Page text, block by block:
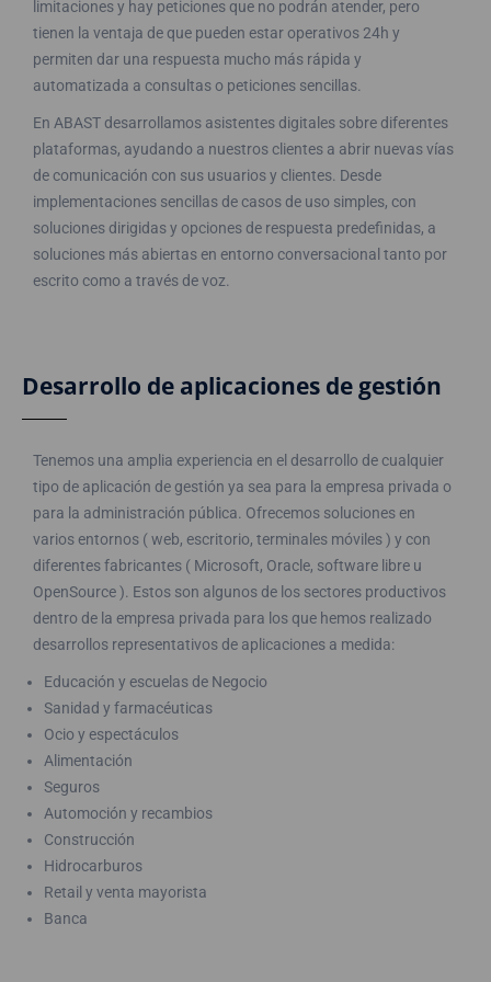
limitaciones y hay peticiones que no podrán atender, pero
tienen la ventaja de que pueden estar operativos 24h y
permiten dar una respuesta mucho más rápida y
automatizada a consultas o peticiones sencillas.
En ABAST desarrollamos asistentes digitales sobre diferentes
plataformas, ayudando a nuestros clientes a abrir nuevas vías
de comunicación con sus usuarios y clientes. Desde
implementaciones sencillas de casos de uso simples, con
soluciones dirigidas y opciones de respuesta predefinidas, a
soluciones más abiertas en entorno conversacional tanto por
escrito como a través de voz.
Desarrollo de aplicaciones de gestión
Tenemos una amplia experiencia en el desarrollo de cualquier
tipo de aplicación de gestión ya sea para la empresa privada o
para la administración pública. Ofrecemos soluciones en
varios entornos ( web, escritorio, terminales móviles ) y con
diferentes fabricantes ( Microsoft, Oracle, software libre u
OpenSource ). Estos son algunos de los sectores productivos
dentro de la empresa privada para los que hemos realizado
desarrollos representativos de aplicaciones a medida:
Educación y escuelas de Negocio
Sanidad y farmacéuticas
Ocio y espectáculos
Alimentación
Seguros
Automoción y recambios
Construcción
Hidrocarburos
Retail y venta mayorista
Banca